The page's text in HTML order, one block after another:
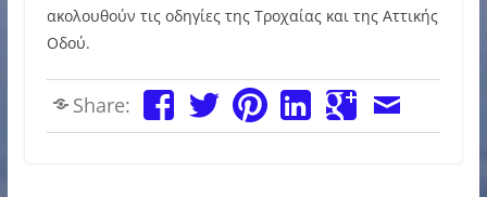
ακολουθούν τις οδηγίες της Τροχαίας και της Αττικής
Οδού.
Share: